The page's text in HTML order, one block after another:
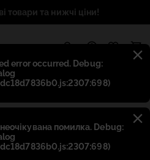
error occurred. Debug:
помилка. Debug:
та нижчі ціни!